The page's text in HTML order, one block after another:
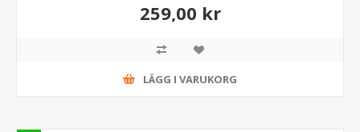
259,00 kr
LÄGG I VARUKORG